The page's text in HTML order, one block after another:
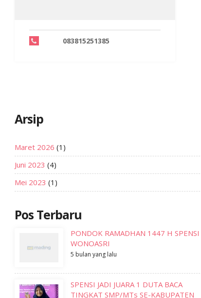
083815251385
Arsip
Maret 2026 (1)
Juni 2023 (4)
Mei 2023 (1)
Pos Terbaru
PONDOK RAMADHAN 1447 H SPENSI
WONOASRI
5 bulan yang lalu
SPENSI JADI JUARA 1 DUTA BACA
TINGKAT SMP/MTs SE-KABUPATEN